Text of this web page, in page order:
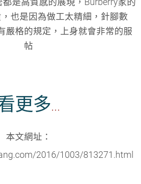
也是因為做工太精細，針腳數
嚴格的規定，上身就會非常的服
帖
更多...
本文網址：
2016/1003/813271.html